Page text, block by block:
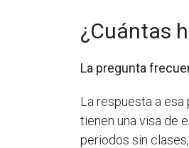
¿Cuántas
La pregunta
La respuesta a
tienen una visa de
periodos sin